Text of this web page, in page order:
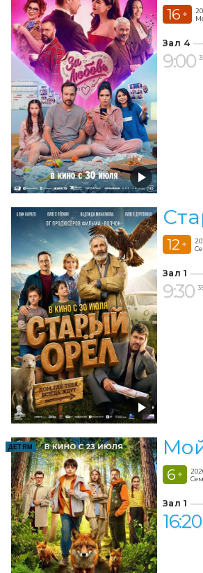
16 +
Зал 4
9:00
12 +
Зал 1
9:30
ДЕТЯМ
6 +
Зал 1
16:20